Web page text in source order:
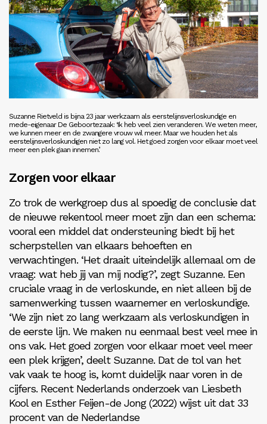
Suzanne Rietveld is bijna 23 jaar werkzaam als eerstelijnsverloskundige en
mede-eigenaar De Geboortezaak: ‘Ik heb veel zien veranderen. We weten meer,
we kunnen meer en de zwangere vrouw wil meer. Maar we houden het als
eerstelijnsverloskundigen niet zo lang vol. Het goed zorgen voor elkaar moet veel
meer een plek gaan innemen.’
Zorgen voor elkaar
Zo trok de werkgroep dus al spoedig de conclusie dat
de nieuwe rekentool meer moet zijn dan een schema:
vooral een middel dat ondersteuning biedt bij het
scherpstellen van elkaars behoeften en
verwachtingen. ‘Het draait uiteindelijk allemaal om de
vraag: wat heb jij van mij nodig?’, zegt Suzanne. Een
cruciale vraag in de verloskunde, en niet alleen bij de
samenwerking tussen waarnemer en verloskundige.
‘We zijn niet zo lang werkzaam als verloskundigen in
de eerste lijn. We maken nu eenmaal best veel mee in
ons vak. Het goed zorgen voor elkaar moet veel meer
een plek krijgen’, deelt Suzanne. Dat de tol van het
vak vaak te hoog is, komt duidelijk naar voren in de
cijfers. Recent Nederlands onderzoek van Liesbeth
Kool en Esther Feijen-de Jong (2022) wijst uit dat 33
procent van de Nederlandse